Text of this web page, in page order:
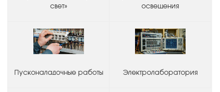
свет»
освещения
Пусконаладочные работы Электролаборатория